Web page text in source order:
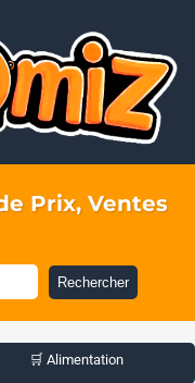
Prix, Ventes
Rechercher
🛒 Alimentation